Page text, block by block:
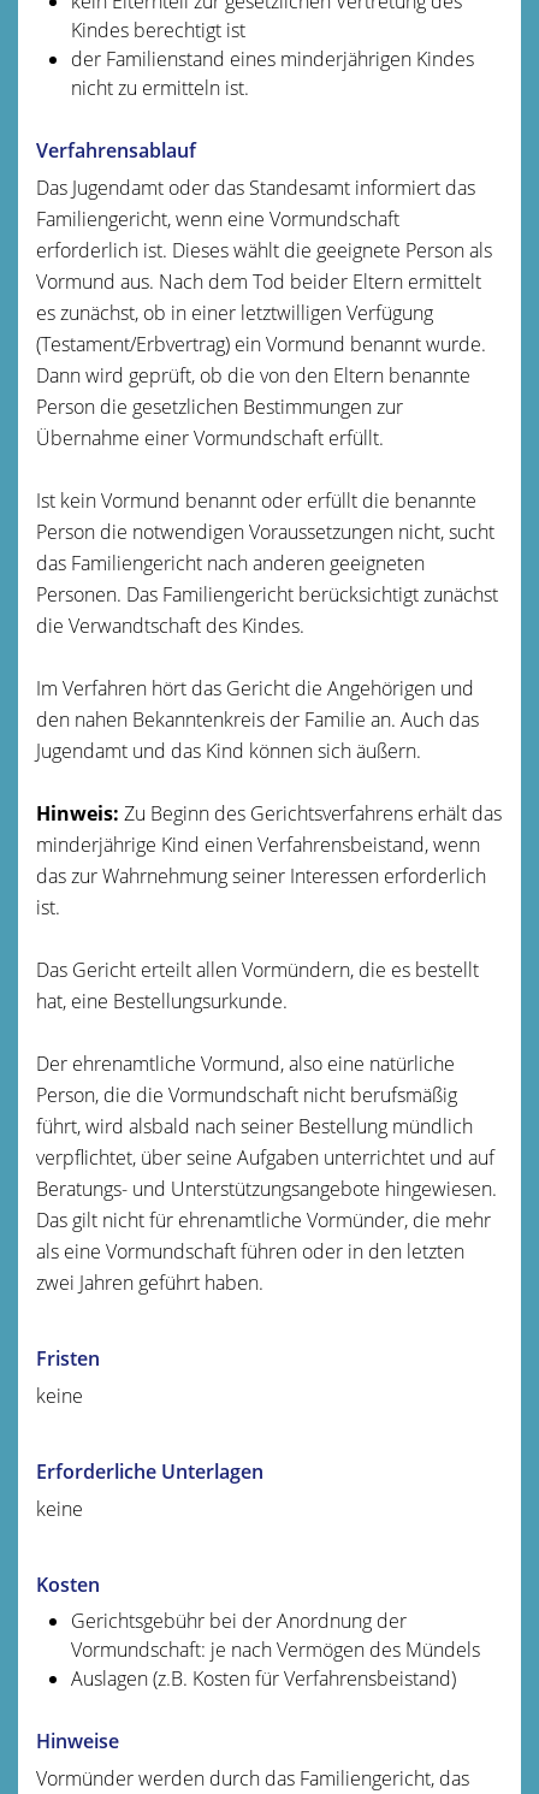
Kindes berechtigt ist
der Familienstand eines minderjährigen Kindes
nicht zu ermitteln ist.
Verfahrensablauf
Das Jugendamt oder das Standesamt informiert das
Familiengericht, wenn eine Vormundschaft
erforderlich ist. Dieses wählt die geeignete Person als
Vormund aus. Nach dem Tod beider Eltern ermittelt
es zunächst, ob in einer letztwilligen Verfügung
(Testament/Erbvertrag) ein Vormund benannt wurde.
Dann wird geprüft, ob die von den Eltern benannte
Person die gesetzlichen Bestimmungen zur
Übernahme einer Vormundschaft erfüllt.
Ist kein Vormund benannt oder erfüllt die benannte
Person die notwendigen Voraussetzungen nicht, sucht
das Familiengericht nach anderen geeigneten
Personen. Das Familiengericht berücksichtigt zunächst
die Verwandtschaft des Kindes.
Im Verfahren hört das Gericht die Angehörigen und
den nahen Bekanntenkreis der Familie an. Auch das
Jugendamt und das Kind können sich äußern.
Hinweis: Zu Beginn des Gerichtsverfahrens erhält das
minderjährige Kind einen Verfahrensbeistand, wenn
das zur Wahrnehmung seiner Interessen erforderlich
ist.
Das Gericht erteilt allen Vormündern, die es bestellt
hat, eine Bestellungsurkunde.
Der ehrenamtliche Vormund, also eine natürliche
Person, die die Vormundschaft nicht berufsmäßig
führt, wird alsbald nach seiner Bestellung mündlich
verpflichtet, über seine Aufgaben unterrichtet und auf
Beratungs- und Unterstützungsangebote hingewiesen.
Das gilt nicht für ehrenamtliche Vormünder, die mehr
als eine Vormundschaft führen oder in den letzten
zwei Jahren geführt haben.
Fristen
keine
Erforderliche Unterlagen
keine
Kosten
Gerichtsgebühr bei der Anordnung der
Vormundschaft: je nach Vermögen des Mündels
Auslagen (z.B. Kosten für Verfahrensbeistand)
Hinweise
Vormünder werden durch das Familiengericht, das